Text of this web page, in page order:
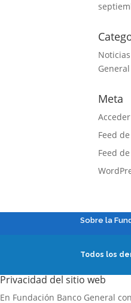
General
Meta
Acceder
Feed
Feed
Sobre la
Todos los
Privacidad del sitio web
En Fundación Banco General